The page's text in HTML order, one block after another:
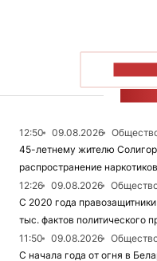
12:50 09.08.2026
45-летнему жителю
распространение наркотиков
12:26
09.08.2026
С 2020 года
тыс. фактов политического
11:50
09.08.2026
С начала года от огня в